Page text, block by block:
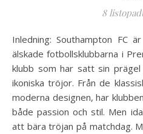
8
Inledning: Southampton FC är inte bara en av de mest
älskade fotbollsklubbarna i
klubb som har satt sin
ikoniska tröjor. Från de
moderna designen, har
både passion och stil. Men
att bära tröjan på matchdag.